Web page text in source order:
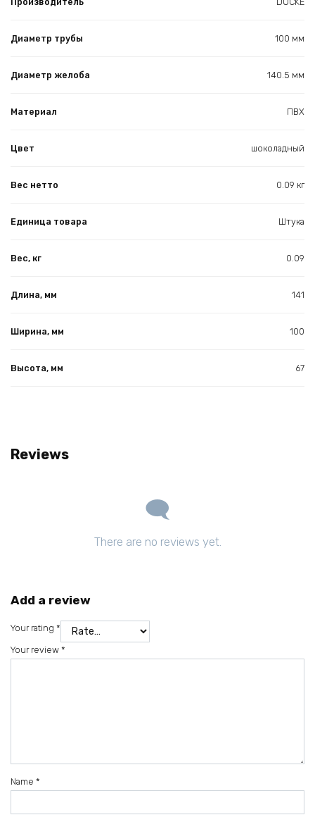
Диаметр трубы 100 мм
Диаметр желоба 140.5 мм
Материал ПВХ
Цвет шоколадный
Вес нетто 0.09 кг
Единица товара Штука
Вес, кг 0.09
Длина, мм 141
Ширина, мм 100
Высота, мм 67
Reviews
There are no reviews yet.
Add a review
Your rating *
Your review *
Name *